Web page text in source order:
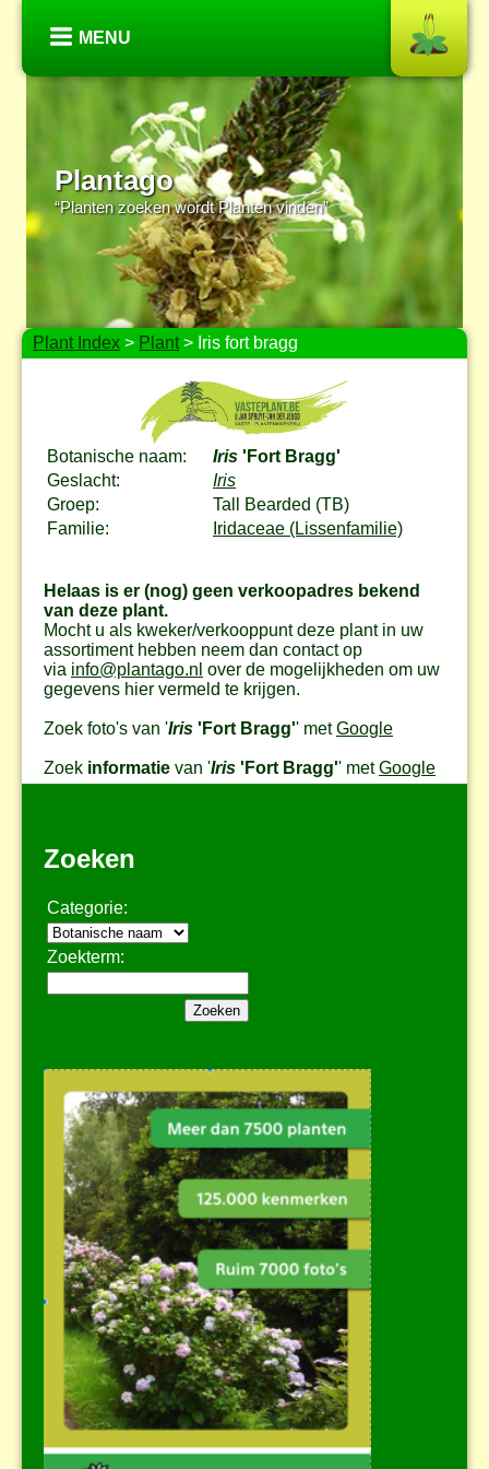
MENU
Plantago
“Planten zoeken wordt Planten vinden”
Plant Index > Plant> Iris fort bragg
Botanische naam: Iris 'Fort Bragg'
Geslacht:
Iris
Groep:
Tall Bearded (TB)
Familie:
Iridaceae (Lissenfamilie)
Helaas is er (nog) geen verkoopadres bekend
van deze plant.
Mocht u als kweker/verkooppunt deze plant in uw
assortiment hebben neem dan contact op
via info@plantago.nl over de mogelijkheden om uw
gegevens hier vermeld te krijgen.
Zoek foto's van 'Iris 'Fort Bragg'' metGoogle
Zoek informatie van 'Iris 'Fort Bragg'' metGoogle
Zoeken
Categorie:
Zoekterm: